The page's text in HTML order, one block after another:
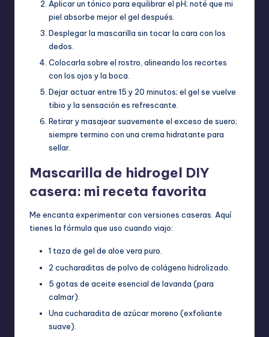
Aplicar un tónico para equilibrar el pH; noté que mi
piel absorbe mejor el gel después.
Desplegar la mascarilla sin tocar la cara con los
dedos.
Colocarla sobre el rostro, alineando los recortes
con los ojos y la boca.
Dejar actuar entre 15 y 20 minutos; el gel se vuelve
tibio y la sensación es refrescante.
Retirar y masajear suavemente el exceso de suero;
siempre termino con una crema hidratante para
sellar.
Mascarilla de hidrogel DIY
casera: mi receta favorita
Me encanta experimentar con versiones caseras. Aquí
tienes la fórmula que uso cuando viajo:
1 taza de gel de aloe vera puro.
2 cucharaditas de polvo de colágeno hidrolizado.
5 gotas de aceite esencial de lavanda (para
calmar).
Una cucharadita de azúcar moreno (exfoliante
suave).